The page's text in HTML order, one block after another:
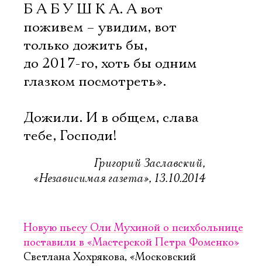
Б А Б У Ш К А. А вот
поживем – увидим, вот
только дожить бы,
до 2017-го, хоть бы одним
глазком посмотреть».
Дожили. И в общем, слава
тебе, Господи!
Григорий Заславский,
«Независимая газета», 13.10.2014
Новую пьесу Оли Мухиной о психбольнице
поставили в «Мастерской Петра Фоменко»
Светлана Хохрякова, «Московский